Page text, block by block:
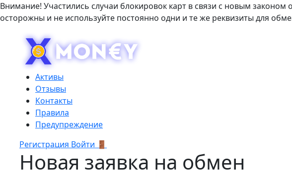
Внимание! Участились случаи блокировок карт в связи с новым
осторожны и не используйте постоянно одни и те же реквизиты для
Активы
Отзывы
Контакты
Правила
Предупреждение
Регистрация Войти 🚪
Новая заявка на обмен